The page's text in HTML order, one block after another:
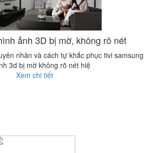
ảnh 3D bị mờ, không rõ nét
nhân và cách tự khắc phục tivi samsung
3d bị mờ không rõ nét hiệ
Xem chi tiết